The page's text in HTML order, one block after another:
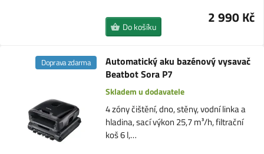
2 990 Kč
Do košíku
Automatický aku bazénový vysavač
Beatbot Sora P7
Doprava zdarma
Skladem u dodavatele
4 zóny čištění, dno, stěny, vodní linka a
hladina, sací výkon 25,7 m³/h, filtrační
koš 6 l,…